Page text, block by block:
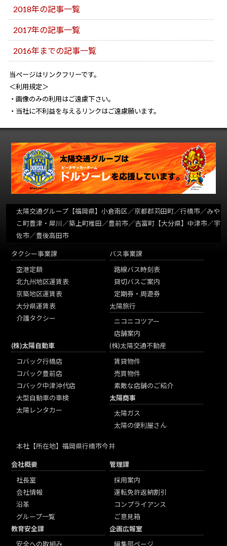
2018年の記事一覧
2017年の記事一覧
2016年までの記事一覧
当ページはリンクフリーです。
＜利用規定＞
・画像のみの利用はご遠慮下さい。
・当社に不利益を与えるリンクはご遠慮願います。
太陽交通グループ 【福岡県】小倉南区／京都郡苅田町／行橋市／みや
こ町豊津・犀川／築上町椎田／豊前市／吉富町【大分県】中津市／宇
佐市／豊後高田市
タクシー事業課
空港定額
北九州地区運賃表
京築地区運賃表
大分県運賃表
介護タクシー
バス事業課
路線バス時刻表
貸切バスご案内
定期券・周遊券
太陽旅行
ニコニコツアー
店舗案内
(株)太陽自動車
コバック行橋店
コバック豊前店
コバック中津沖代店
大型自動車の車検
太陽レンタカー
(株)太陽交通不動産
賃貸物件
売買物件
素敵な店舗のご紹介
太陽商事
太陽ガス
太陽の便利屋さん
本社 【所在地】福岡県行橋市今井
会社概要
社長室
会社情報
沿革
グループ一覧
管理課
採用案内
運転免許返納割引
コンプライアンス
ご意見箱
教育安全課
安全への取組み
企画広報室
編集部ページ